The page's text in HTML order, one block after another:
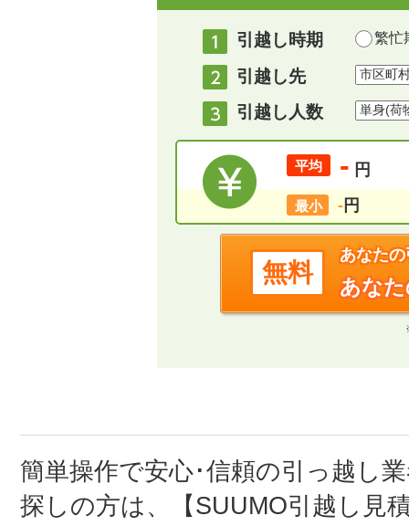
引越し時期 繁忙
引越し先
引越し人数
平均 - 円
最小 - 円
無料
あなた
あな
簡単操作で安心･信頼の引っ越し
探しの方は、【SUUMO引越し見